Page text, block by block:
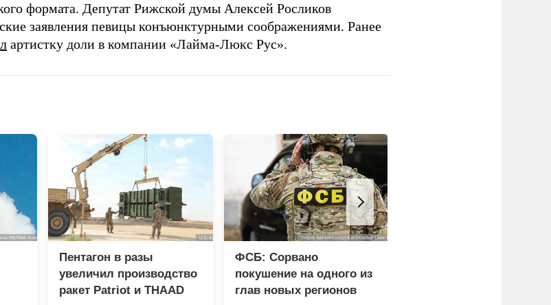
формата. Депутат Рижской думы Алексей Росликов
заявления певицы конъюнктурными соображениями. Ранее
артистку доли в компании «Лайма-Люкс Рус».
Пентагон в разы
увеличил производство
ракет Patriot и THAAD
ФСБ: Сорвано
покушение на одного из
глав новых регионов